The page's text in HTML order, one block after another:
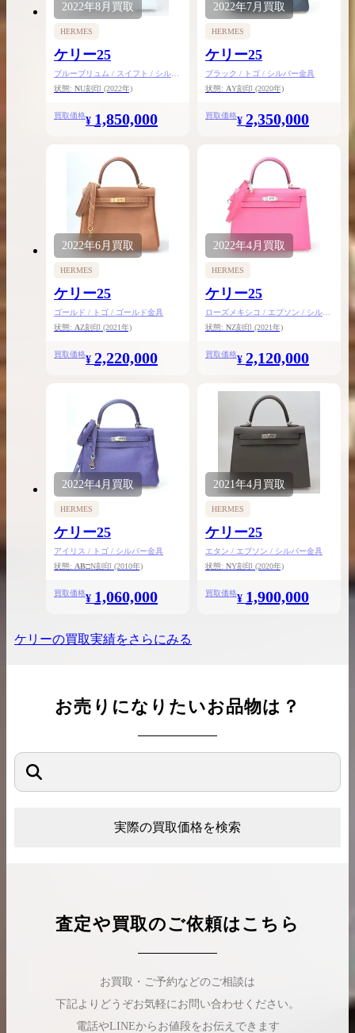
2022年8月 買取
HERMES
ケリー25
ブルーブリュム / スイフト / シルバ
ー金具
状態: NU刻印 (2022年)
買取価格¥ 1,850,000
2022年7月 買取
HERMES
ケリー25
ブラック / トゴ / シルバー金具
状態: AY刻印 (2020年)
買取価格¥ 2,350,000
2022年6月 買取
HERMES
ケリー25
ゴールド / トゴ / ゴールド金具
状態: AZ刻印 (2021年)
買取価格¥ 2,220,000
2022年4月 買取
HERMES
ケリー25
ローズメキシコ / エプソン / シルバ
ー金具
状態: NZ刻印 (2021年)
買取価格¥ 2,120,000
2022年4月 買取
HERMES
ケリー25
アイリス / トゴ / シルバー金具
状態: AB□N刻印 (2010年)
買取価格¥ 1,060,000
2021年4月 買取
HERMES
ケリー25
エタン / エプソン / シルバー金具
状態: NY刻印 (2020年)
買取価格¥ 1,900,000
ケリーの買取実績をさらにみる
お売りになりたいお品物は？
実際の買取価格を検索
査定や買取のご依頼はこちら
お買取・ご予約などのご相談は
下記よりどうぞお気軽にお問い合わせください。
電話やLINEからお値段をお伝えできます